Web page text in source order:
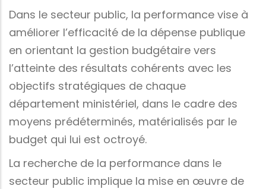
Dans le secteur public, la performance vise à
améliorer l’efficacité de la dépense publique
en orientant la gestion budgétaire vers
l’atteinte des résultats cohérents avec les
objectifs stratégiques de chaque
département ministériel, dans le cadre des
moyens prédéterminés, matérialisés par le
budget qui lui est octroyé.
La recherche de la performance dans le
secteur public implique la mise en œuvre de